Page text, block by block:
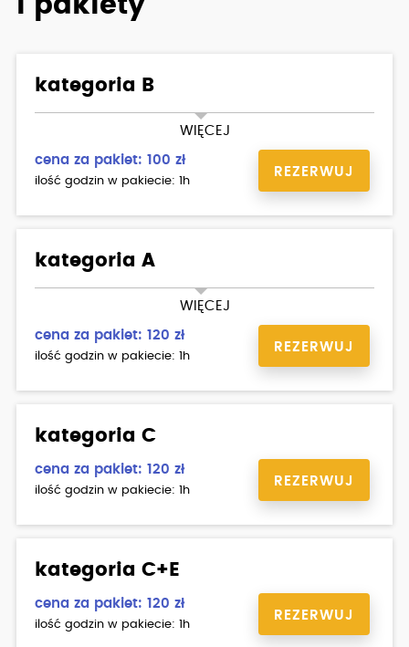
i pakiety
kategoria B
WIĘCEJ
AUTOMAT
cena za pakiet: 100 zł
ilość godzin w pakiecie: 1h
REZERWUJ
kategoria A
WIĘCEJ
MIASTO
cena za pakiet: 120 zł
ilość godzin w pakiecie: 1h
REZERWUJ
kategoria C
cena za pakiet: 120 zł
ilość godzin w pakiecie: 1h
REZERWUJ
kategoria C+E
cena za pakiet: 120 zł
ilość godzin w pakiecie: 1h
REZERWUJ